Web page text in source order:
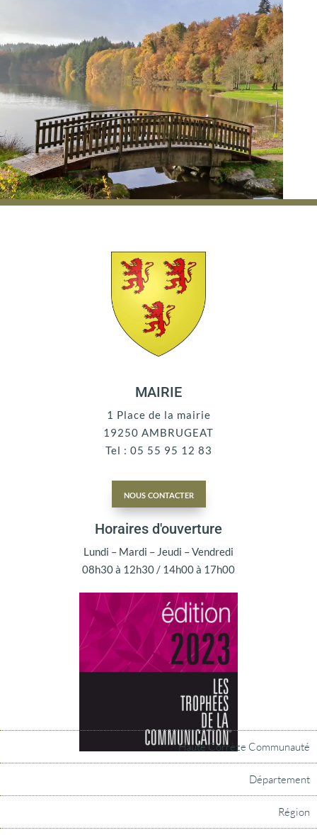
MAIRIE
1 Place de la mairie
19250 AMBRUGEAT
Tel : 05 55 95 12 83
nous contacter
Horaires d'ouverture
Lundi – Mardi – Jeudi – Vendredi
08h30 à 12h30 / 14h00 à 17h00
Haute Corrèze Communauté
Département
Région